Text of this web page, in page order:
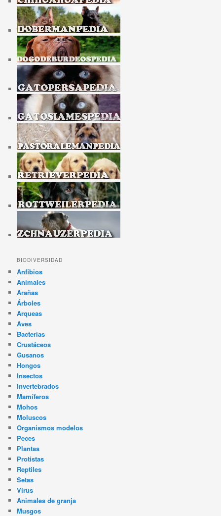
BIODIVERSIDAD
Anfibios
Animales
Arañas
Árboles
Arqueas
Aves
Bacterias
Crustáceos
Gusanos
Hongos
Insectos
Invertebrados
Mamíferos
Mohos
Moluscos
Organismos modelos
Peces
Plantas
Protistas
Reptiles
Setas
Virus
Animales de granja
Musgos